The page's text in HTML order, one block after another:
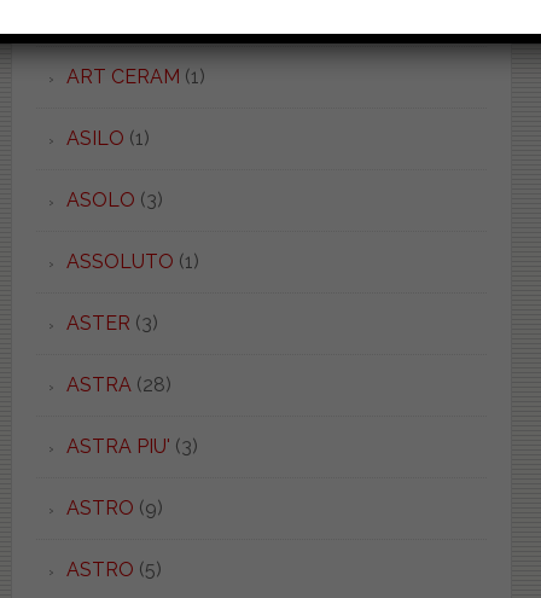
ART CERAM (1)
ASILO (1)
ASOLO (3)
ASSOLUTO (1)
ASTER (3)
ASTRA(28)
ASTRA PIU' (3)
ASTRO (9)
ASTRO (5)